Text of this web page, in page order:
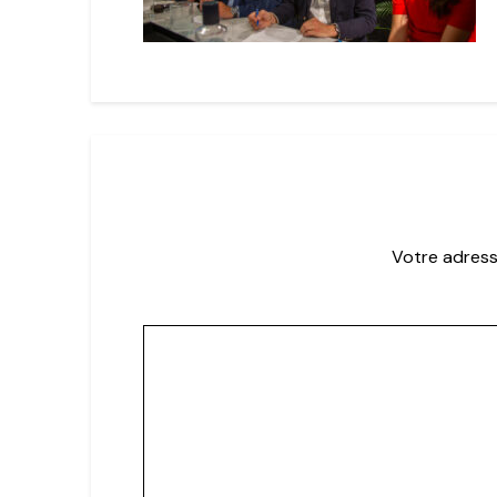
Votre